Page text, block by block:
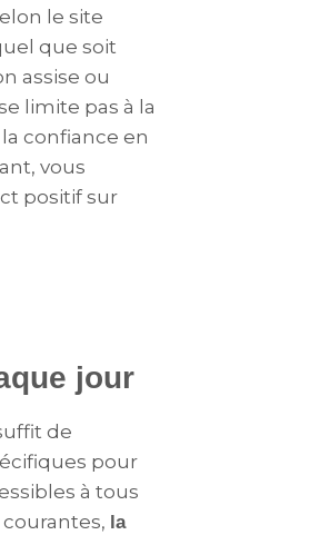
le site
que soit
assise ou
limite pas à la
confiance en
vous
positif sur
jour
de
pour
à tous
la